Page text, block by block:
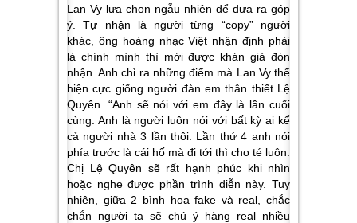
Lan Vy lựa chọn ngẫu nhiên để đưa ra góp
ý. Tự nhận là người từng “copy” người
khác, ông hoàng nhạc Việt nhận định phải
là chính mình thì mới được khán giả đón
nhận. Anh chỉ ra những điểm mà Lan Vy thể
hiện cực giống người đàn em thân thiết Lệ
Quyên. “Anh sẽ nói với em đây là lần cuối
cùng. Anh là người luôn nói với bất kỳ ai kể
cả người nhà 3 lần thôi. Lần thứ 4 anh nói
phía trước là cái hố mà đi tới thì cho té luôn.
Chị Lệ Quyên sẽ rất hạnh phúc khi nhìn
hoặc nghe được phần trình diễn này. Tuy
nhiên, giữa 2 bình hoa fake và real, chắc
chắn người ta sẽ chú ý hàng real nhiều